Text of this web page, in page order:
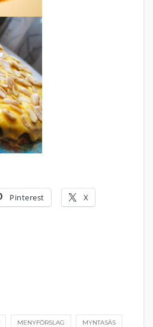
Pinterest X
MENYFÖRSLAG MYNTASÅS